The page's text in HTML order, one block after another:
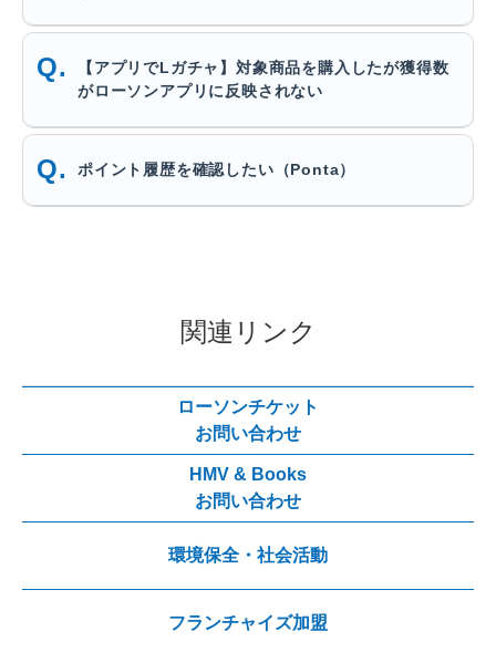
【アプリでLガチャ】対象商品を購入したが獲得数
がローソンアプリに反映されない
ポイント履歴を確認したい（Ponta）
関連リンク
ローソンチケット
お問い合わせ
HMV & Books
お問い合わせ
環境保全・社会活動
フランチャイズ加盟